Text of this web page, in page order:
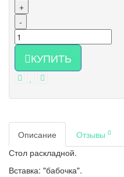
+
-
КУПИТЬ
Описание Отзывы 0
Стол раскладной.
Вставка: "бабочка".